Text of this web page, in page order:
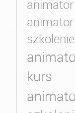
szkolenie
kurs